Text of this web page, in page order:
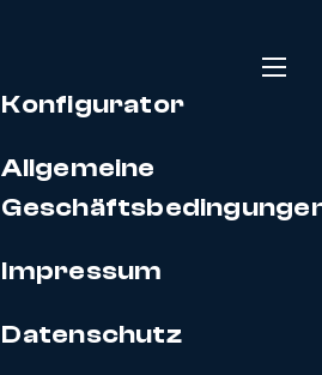
Konfigurator
Allgemeine
Impressum
Datenschutz